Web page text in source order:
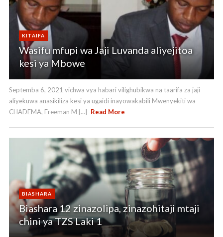
KITAIFA
Wasifu mfupi wa Jaji Luvanda aliyejitoa
kesi ya Mbowe
Septemba 6, 2021 vichwa vya habari vilighubikwa na taarifa za jaji
aliyekuwa anasikiliza kesi ya ugaidi inayowakabili Mwenyekiti wa
CHADEMA, Freeman M [...]
Read More
BIASHARA
Biashara 12 zinazolipa, zinazohitaji mtaji
chini ya TZS Laki 1